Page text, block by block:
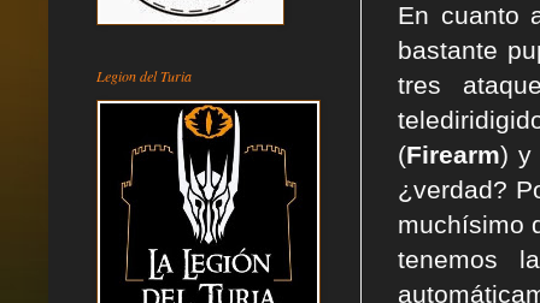
En cuanto
bastante
tres
(Firearm) y
¿verdad?
muchísimo
tenemos
Legion del Turia